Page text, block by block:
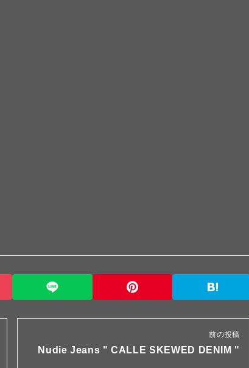
前の投稿
Nudie Jeans " CALLE SKEWED DENIM "